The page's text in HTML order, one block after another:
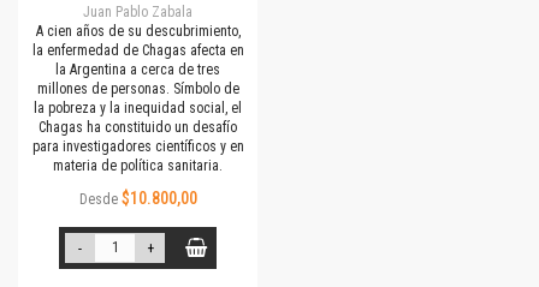
Juan Pablo Zabala
A cien años de su descubrimiento,
la enfermedad de Chagas afecta en
la Argentina a cerca de tres
millones de personas. Símbolo de
la pobreza y la inequidad social, el
Chagas ha constituido un desafío
para investigadores científicos y en
materia de política sanitaria.
Desde $10.800,00
- +